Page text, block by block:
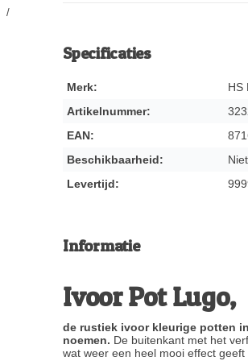
/
Specificaties
Merk:
HS
Artikelnummer:
EAN:
Beschikbaarheid:
Levertijd:
Informatie
Ivoor Pot Lugo,
de rustiek ivoor kleurige potten
noemen. De buitenkant met het
wat weer een heel mooi effect